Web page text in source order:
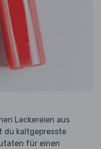
Leckereien aus
du kaltgepresste
für einen